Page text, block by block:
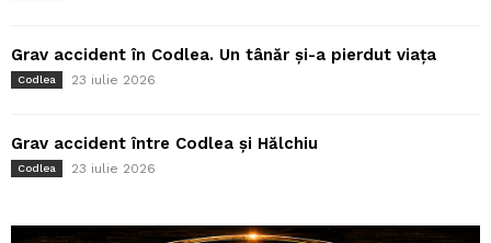
Grav accident în Codlea. Un tânăr și-a pierdut viața
Codlea 23 iulie 2026
Grav accident între Codlea și Hălchiu
Codlea 23 iulie 2026